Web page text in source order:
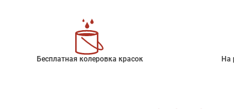
Бесплатная колеровка красок На